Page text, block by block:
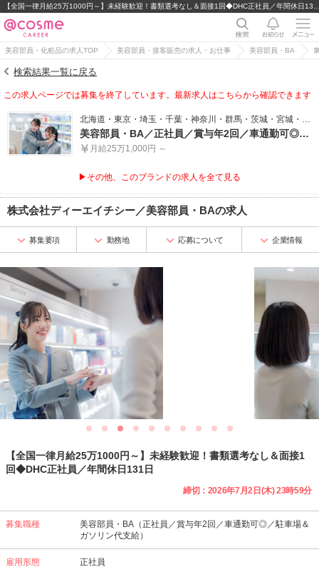
美容部員・化粧品の求人TOP 美容部員・接客販売の求人・お仕事 美容部員・BA
検索結果一覧に戻る
この求人ページでは募集を終了しています。最新求人はこちらから確認できます
美容部員・BA／正社員／賞与年2回／車通勤可◎／駐車場＆ガソリン代支給
月給25万1,000円 ～
▶その他、このブランドの求人を全て見る
株式会社ディーエイチシー／美容部員・BAの求人
募集要項 勤務地 応募について 企業情報
【全国一律月給25万1000円～】未経験歓迎！書類選考なし＆面接1
回◆DHC正社員／年間休日131日
締切：2026年7月2日(木) 23時59分
募集職種
美容部員・BA（正社員／賞与年2回／車通勤可◎／駐車場＆
ガソリン代支給）
雇用形態 正社員